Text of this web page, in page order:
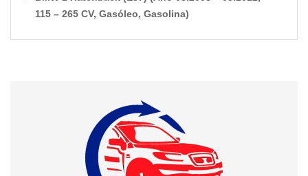
115 – 265 CV, Gasóleo, Gasolina)